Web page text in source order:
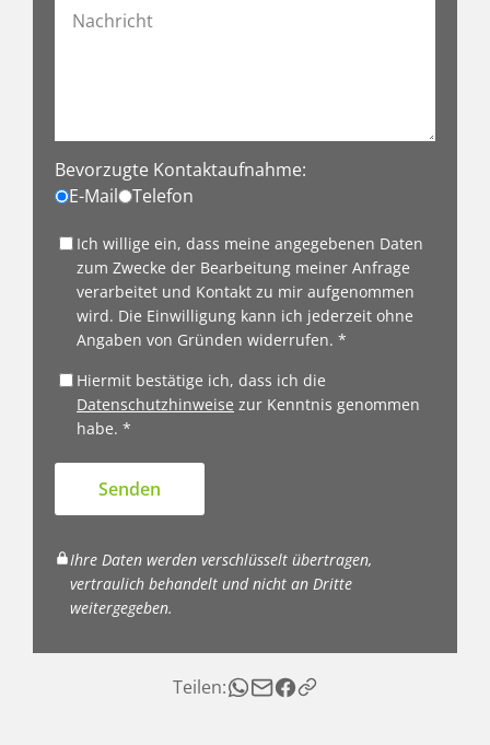
Bevorzugte Kontaktaufnahme:
E-Mail
Telefon
Ich willige ein, dass meine angegebenen Daten
zum Zwecke der Bearbeitung meiner Anfrage
verarbeitet und Kontakt zu mir aufgenommen
wird. Die Einwilligung kann ich jederzeit ohne
Angaben von Gründen widerrufen. *
Hiermit bestätige ich, dass ich die
Datenschutzhinweise zur Kenntnis genommen
habe. *
Senden
Ihre Daten werden verschlüsselt übertragen,
vertraulich behandelt und nicht an Dritte
weitergegeben.
Teilen: